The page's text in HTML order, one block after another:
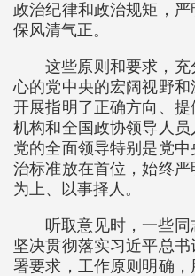
政治纪律和政治规矩，
保风清气正。
这些原则和要求，
心的党中央的宏阔视野
开展指明了正确方向、
机构和全国政协领导人
党的全面领导特别是党
治标准放在首位，始终
为上、以事择人。
听取意见时，一些
坚决贯彻落实习近平总
署要求，工作原则明确